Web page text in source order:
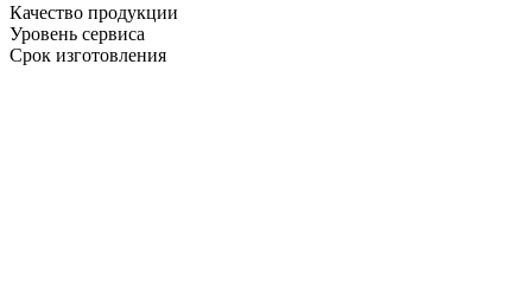
Качество продукции
Уровень сервиса
Срок изготовления